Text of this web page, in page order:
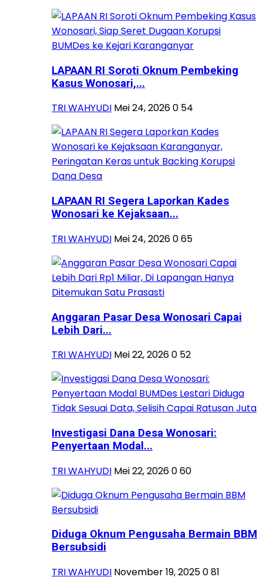
LAPAAN RI Soroti Oknum Pembeking
Kasus Wonosari,...
TRI WAHYUDI Mei 24, 20260 54
LAPAAN RI Segera Laporkan Kades
Wonosari ke Kejaksaan...
TRI WAHYUDI Mei 24, 2026065
Anggaran Pasar Desa Wonosari Capai
Lebih Dari...
TRI WAHYUDI Mei 22, 20260 52
Investigasi Dana Desa Wonosari:
Penyertaan Modal...
TRI WAHYUDI Mei 22, 2026060
Diduga Oknum Pengusaha Bermain BBM
Bersubsidi
TRI WAHYUDI November 19, 2025081